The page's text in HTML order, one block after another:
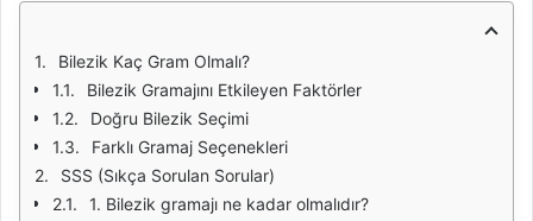
Bilezik Kaç Gram Olmalı?
Bilezik Gramajını Etkileyen Faktörler
Doğru Bilezik Seçimi
Farklı Gramaj Seçenekleri
SSS (Sıkça Sorulan Sorular)
1. Bilezik gramajı ne kadar olmalıdır?